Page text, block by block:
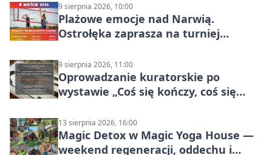
9 sierpnia 2026, 10:00
Plażowe emocje nad Narwią.
Ostrołęka zaprasza na turniej
9 sierpnia 2026, 11:00
Oprowadzanie kuratorskie po
wystawie „Coś się kończy, coś się
Mazowsza do Korony”
13 sierpnia 2026, 16:00
Magic Detox w Magic Yoga House —
weekend regeneracji, oddechu i